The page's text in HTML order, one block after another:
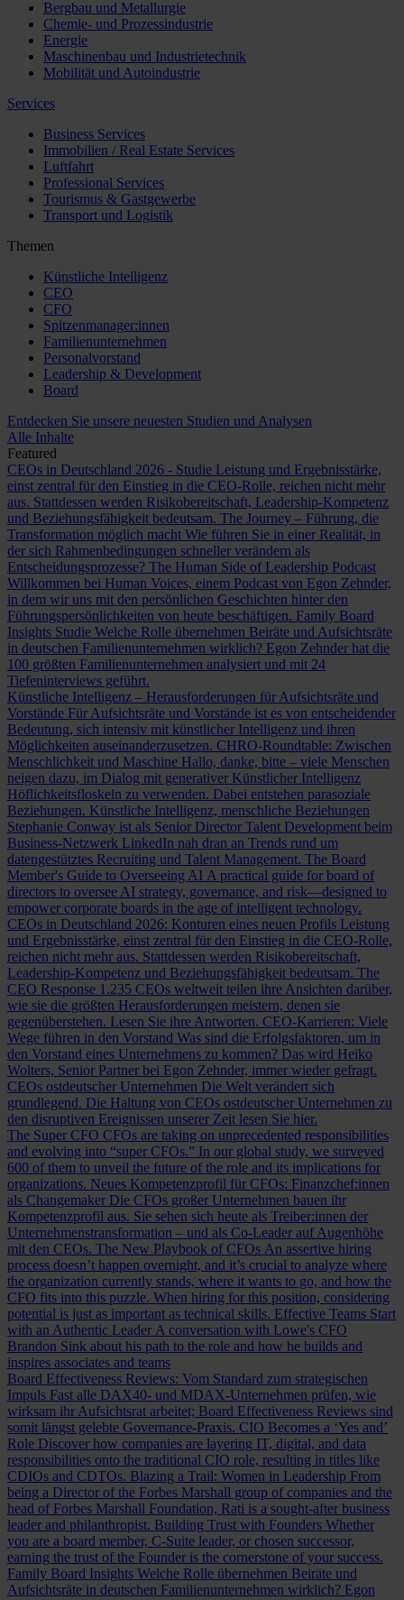
Bergbau und Metallurgie
Chemie- und Prozessindustrie
Energie
Maschinenbau und Industrietechnik
Mobilität und Autoindustrie
Services
Business Services
Immobilien / Real Estate Services
Luftfahrt
Professional Services
Tourismus & Gastgewerbe
Transport und Logistik
Themen
Künstliche Intelligenz
CEO
CFO
Spitzenmanager:innen
Familienunternehmen
Personalvorstand
Leadership & Development
Board
Entdecken Sie unsere neuesten Studien und Analysen
Alle Inhalte
Featured
CEOs in Deutschland 2026 - Studie Leistung und Ergebnisstärke,
einst zentral für den Einstieg in die CEO-Rolle, reichen nicht mehr
aus. Stattdessen werden Risikobereitschaft, Leadership-Kompetenz
und Beziehungsfähigkeit bedeutsam. The Journey – Führung, die
Transformation möglich macht Wie führen Sie in einer Realität, in
der sich Rahmenbedingungen schneller verändern als
Entscheidungsprozesse? The Human Side of Leadership Podcast
Willkommen bei Human Voices, einem Podcast von Egon Zehnder,
in dem wir uns mit den persönlichen Geschichten hinter den
Führungspersönlichkeiten von heute beschäftigen. Family Board
Insights Studie Welche Rolle übernehmen Beiräte und Aufsichtsräte
in deutschen Familienunternehmen wirklich? Egon Zehnder hat die
100 größten Familienunternehmen analysiert und mit 24
Tiefeninterviews geführt.
Künstliche Intelligenz – Herausforderungen für Aufsichtsräte und
Vorstände Für Aufsichtsräte und Vorstände ist es von entscheidender
Bedeutung, sich intensiv mit künstlicher Intelligenz und ihren
Möglichkeiten auseinanderzusetzen. CHRO-Roundtable: Zwischen
Menschlichkeit und Maschine Hallo, danke, bitte – viele Menschen
neigen dazu, im Dialog mit generativer Künstlicher Intelligenz
Höflichkeitsfloskeln zu verwenden. Dabei entstehen parasoziale
Beziehungen. Künstliche Intelligenz, menschliche Beziehungen
Stephanie Conway ist als Senior Director Talent Development beim
Business-Netzwerk LinkedIn nah dran an Trends rund um
datengestütztes Recruiting und Talent Management. The Board
Member's Guide to Overseeing AI A practical guide for board of
directors to oversee AI strategy, governance, and risk—designed to
empower corporate boards in the age of intelligent technology.
CEOs in Deutschland 2026: Konturen eines neuen Profils Leistung
und Ergebnisstärke, einst zentral für den Einstieg in die CEO-Rolle,
reichen nicht mehr aus. Stattdessen werden Risikobereitschaft,
Leadership-Kompetenz und Beziehungsfähigkeit bedeutsam. The
CEO Response 1.235 CEOs weltweit teilen ihre Ansichten darüber,
wie sie die größten Herausforderungen meistern, denen sie
gegenüberstehen. Lesen Sie ihre Antworten. CEO-Karrieren: Viele
Wege führen in den Vorstand Was sind die Erfolgsfaktoren, um in
den Vorstand eines Unternehmens zu kommen? Das wird Heiko
Wolters, Senior Partner bei Egon Zehnder, immer wieder gefragt.
CEOs ostdeutscher Unternehmen Die Welt verändert sich
grundlegend. Die Haltung von CEOs ostdeutscher Unternehmen zu
den disruptiven Ereignissen unserer Zeit lesen Sie hier.
The Super CFO CFOs are taking on unprecedented responsibilities
and evolving into “super CFOs.” In our global study, we surveyed
600 of them to unveil the future of the role and its implications for
organizations. Neues Kompetenzprofil für CFOs: Finanzchef:innen
als Changemaker Die CFOs großer Unternehmen bauen ihr
Kompetenzprofil aus. Sie sehen sich heute als Treiber:innen der
Unternehmenstransformation – und als Co-Leader auf Augenhöhe
mit den CEOs. The New Playbook of CFOs An assertive hiring
process doesn’t happen overnight, and it’s crucial to analyze where
the organization currently stands, where it wants to go, and how the
CFO fits into this puzzle. When hiring for this position, considering
potential is just as important as technical skills. Effective Teams Start
with an Authentic Leader A conversation with Lowe's CFO
Brandon Sink about his path to the role and how he builds and
inspires associates and teams
Board Effectiveness Reviews: Vom Standard zum strategischen
Impuls Fast alle DAX40- und MDAX-Unternehmen prüfen, wie
wirksam ihr Aufsichtsrat arbeitet; Board Effectiveness Reviews sind
somit längst gelebte Governance-Praxis. CIO Becomes a ‘Yes and’
Role Discover how companies are layering IT, digital, and data
responsibilities onto the traditional CIO role, resulting in titles like
CDIOs and CDTOs. Blazing a Trail: Women in Leadership From
being a Director of the Forbes Marshall group of companies and the
head of Forbes Marshall Foundation, Rati is a sought-after business
leader and philanthropist. Building Trust with Founders Whether
you are a board member, C-Suite leader, or chosen successor,
earning the trust of the Founder is the cornerstone of your success.
Family Board Insights Welche Rolle übernehmen Beiräte und
Aufsichtsräte in deutschen Familienunternehmen wirklich? Egon